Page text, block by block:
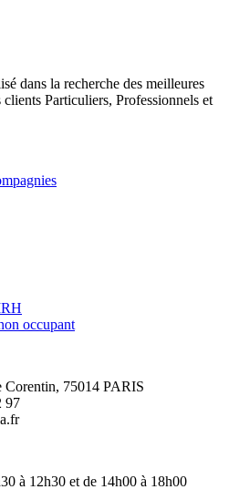
dans la recherche des meilleures
clients Particuliers, Professionnels et
occupant
Corentin, 75014 PARIS
97
à 12h30 et de 14h00 à 18h00